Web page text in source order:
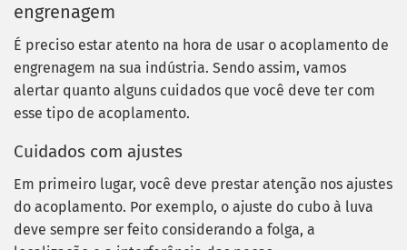
engrenagem
É preciso estar atento na hora de usar o acoplamento de
engrenagem na sua indústria. Sendo assim, vamos
alertar quanto alguns cuidados que você deve ter com
esse tipo de acoplamento.
Cuidados com ajustes
Em primeiro lugar, você deve prestar atenção nos ajustes
do acoplamento. Por exemplo, o ajuste do cubo à luva
deve sempre ser feito considerando a folga, a